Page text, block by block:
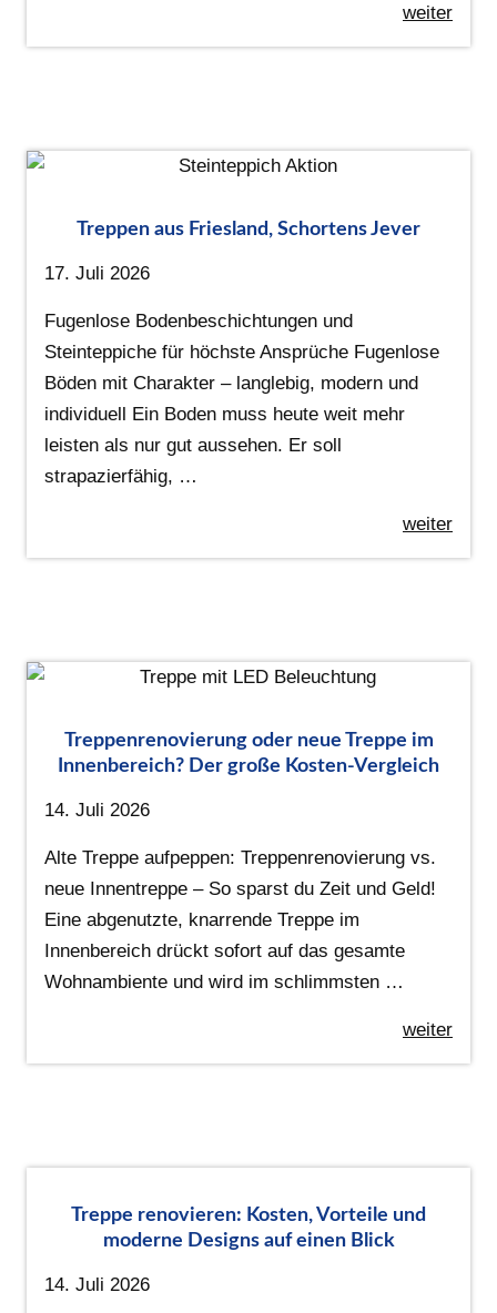
weiter
Treppen aus Friesland, Schortens Jever
17. Juli 2026
Fugenlose Bodenbeschichtungen und
Steinteppiche für höchste Ansprüche Fugenlose
Böden mit Charakter – langlebig, modern und
individuell Ein Boden muss heute weit mehr
leisten als nur gut aussehen. Er soll
strapazierfähig, …
weiter
Treppenrenovierung oder neue Treppe im
Innenbereich? Der große Kosten-Vergleich
14. Juli 2026
Alte Treppe aufpeppen: Treppenrenovierung vs.
neue Innentreppe – So sparst du Zeit und Geld!
Eine abgenutzte, knarrende Treppe im
Innenbereich drückt sofort auf das gesamte
Wohnambiente und wird im schlimmsten …
weiter
Treppe renovieren: Kosten, Vorteile und
moderne Designs auf einen Blick
14. Juli 2026